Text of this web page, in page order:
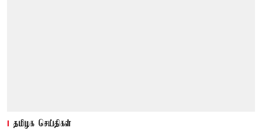
தமிழக செய்திகள்